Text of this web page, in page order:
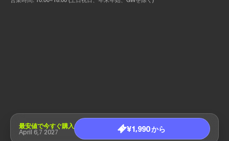
最安値で今すぐ購入
April 6,7 2027
¥1,990 から